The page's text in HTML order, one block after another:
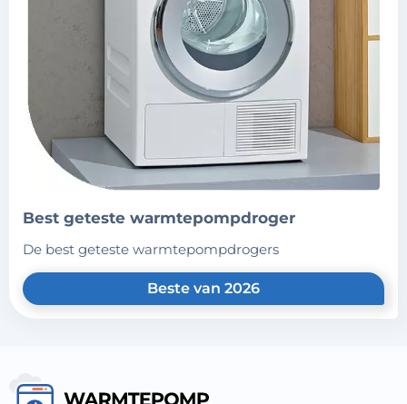
best geteste warmtepompdroger
de best geteste warmtepompdrogers
Beste van 2026